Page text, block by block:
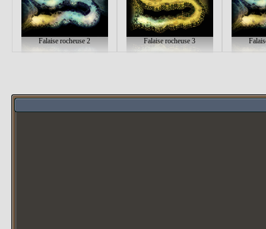
Falaise rocheuse 2 Falaise rocheuse 3